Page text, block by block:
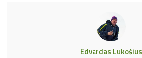
Edvardas Lukošius